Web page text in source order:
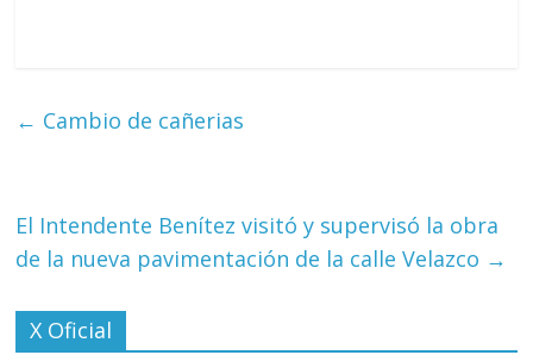
← Cambio de cañerias
El Intendente Benítez visitó y supervisó la obra
de la nueva pavimentación de la calle Velazco →
X Oficial